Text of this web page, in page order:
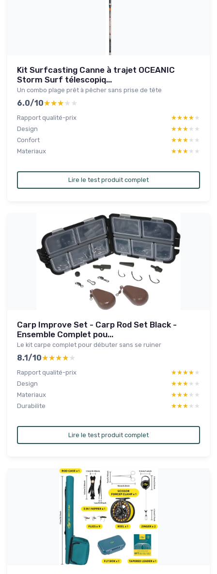
Kit Surfcasting Canne à trajet OCEANIC
Storm Surf télescopiq...
Un combo plage prêt à pêcher sans prise de tête
6.0/10★★★★★
★★★★★
Rapport qualité-prix ★★★★★
★★★★★
Design
★★★★★
★★★★★
Confort
★★★★★
★★★★★
Materiaux
★★★★★
★★★★★
Lire le test produit complet
Carp Improve Set - Carp Rod Set Black -
Ensemble Complet pou...
Le kit carpe complet pour débuter sans se ruiner
8.1/10★★★★★
★★★★★
Rapport qualité-prix ★★★★★
★★★★★
Design
★★★★★
★★★★★
Materiaux
★★★★★
★★★★★
Durabilite
★★★★★
★★★★★
Lire le test produit complet